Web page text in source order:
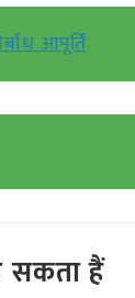
आपूर्ति
हैं